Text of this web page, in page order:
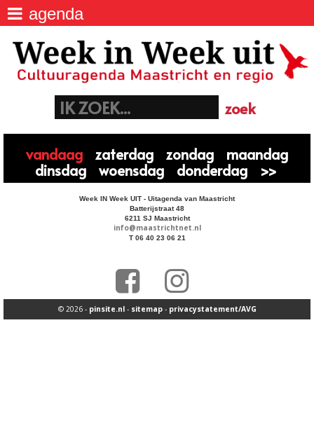
agenda >
locaties >
Week IN Week UIT - Uitagenda van
Maastricht
Batterijstraat 48, 6211 SJ Maastricht
06 40 23 06 21
info@maastrichtnet.nl
agenda
vandaag zaterdag zondag
maandag
dinsdag
woensdag donderdag >>
Week IN Week UIT - Uitagenda van Maastricht
Batterijstraat 48
6211 SJ Maastricht
info@maastrichtnet.nl
T 06 40 23 06 21
© 2026 - pinsite.nl- sitemap- privacystatement/AVG